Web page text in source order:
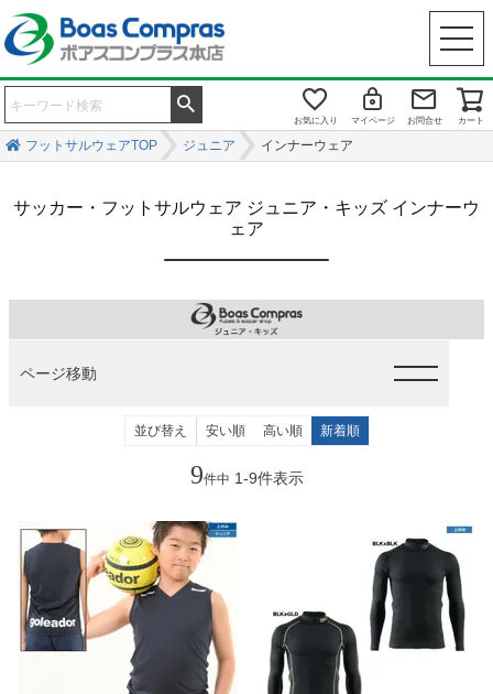
お気に入り マイページ お問合せ カート
フットサルウェアTOP ジュニア インナーウェア
サッカー・フットサルウェア ジュニア・キッズ インナーウ
ェア
ページ移動
並び替え 安い順 高い順 新着順
9件中 1-9件表示